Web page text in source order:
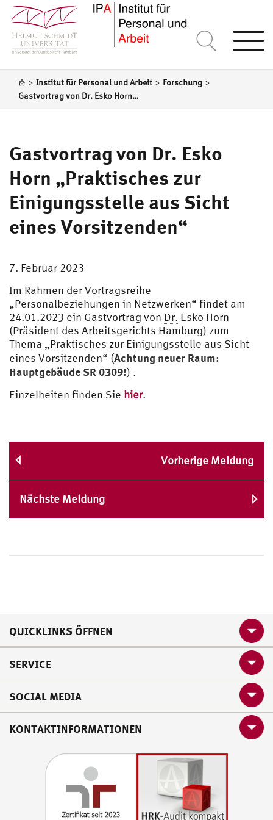
> Institut für Personal und Arbeit > Forschung >
Gastvortrag von Dr. Esko Horn „Praktisches zur Einigungsstelle aus Sicht eines Vorsitzenden“
Gastvortrag von Dr. Esko
Horn „Praktisches zur
Einigungsstelle aus Sicht
eines Vorsitzenden“
7. Februar 2023
Im Rahmen der Vortragsreihe
„Personalbeziehungen in Netzwerken“ findet am
24.01.2023 ein Gastvortrag von Dr. Esko Horn
(Präsident des Arbeitsgerichts Hamburg) zum
Thema „Praktisches zur Einigungsstelle aus Sicht
eines Vorsitzenden“ (Achtung neuer Raum:
Hauptgebäude SR 0309!) .
Einzelheiten finden Sie hier.
Vorherige Meldung
Nächste Meldung
QUICKLINKS ÖFFNEN
SERVICE
SOCIAL MEDIA
KONTAKTINFORMATIONEN